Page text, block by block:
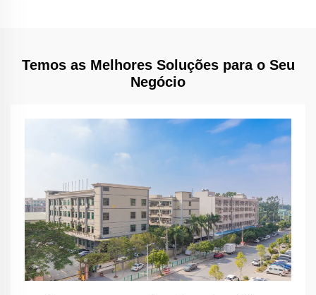
Temos as Melhores Soluções para o Seu
Negócio